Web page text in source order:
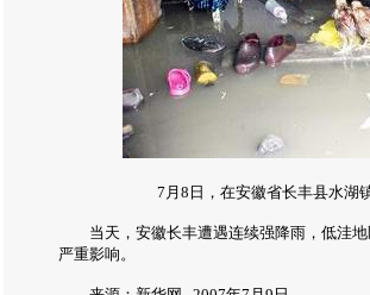
7月8日，在安徽省长丰县水湖
当天，安徽长丰遭遇连续强降雨，低洼地
严重影响。